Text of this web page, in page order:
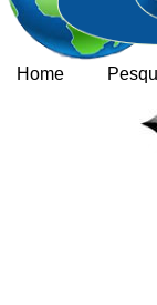
Home